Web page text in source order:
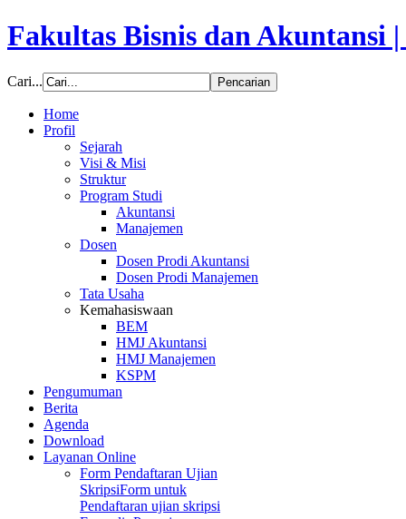
Fakultas Bisnis dan Akuntansi
Cari...
Home
Profil
Sejarah
Visi & Misi
Struktur
Program Studi
Akuntansi
Manajemen
Dosen
Dosen Prodi Akuntansi
Dosen Prodi Manajemen
Tata Usaha
Kemahasiswaan
BEM
HMJ Akuntansi
HMJ Manajemen
KSPM
Pengumuman
Berita
Agenda
Download
Layanan Online
Form Pendaftaran Ujian
SkripsiForm untuk
Pendaftaran ujian skripsi